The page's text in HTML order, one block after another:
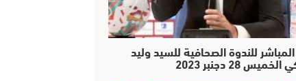
للندوة الصحافية للسيد وليد
28 دجنبر 2023